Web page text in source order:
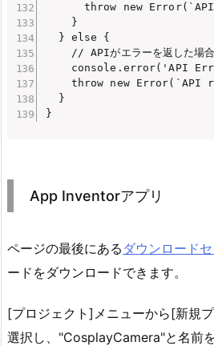
throw new
    }
  } else {
    // APIがエラーを返した場合
console.error('API
throw new Error(`API
  }
}
App Inventorアプリ
ページの最後にある ダウンロード
ードをダウンロードできます。
[プロジェクト]メニューから[新規
選択し、"CosplayCamera"と名前を